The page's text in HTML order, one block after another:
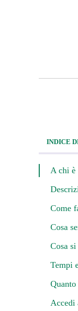
INDICE
A chi
Come
Cosa
Cosa
Tempi
Quanto
Accedi